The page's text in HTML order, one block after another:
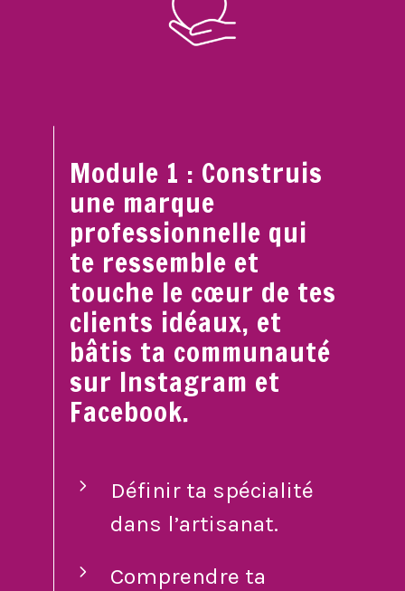
Module 1 : Construis
une marque
professionnelle qui
te ressemble et
touche le cœur de tes
clients idéaux, et
bâtis ta communauté
sur Instagram et
Facebook.
Définir ta spécialité
dans l’artisanat.
Comprendre ta